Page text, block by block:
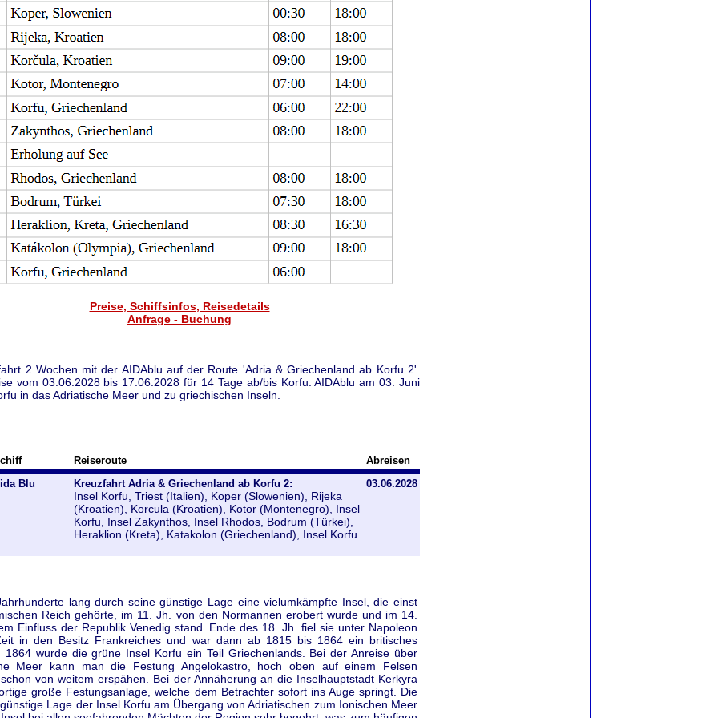
Preise, Schiffsinfos, Reisedetails
Anfrage - Buchung
2 Wochen mit der AIDAblu auf der Route 'Adria & Griechenland ab Korfu 2'.
vom 03.06.2028 bis 17.06.2028 für 14 Tage ab/bis Korfu. AIDAblu am 03. Juni
in das Adriatische Meer und zu griechischen Inseln.
Reiseroute
Abreisen
Blu
Kreuzfahrt Adria & Griechenland ab Korfu 2:
Insel Korfu, Triest (Italien), Koper (Slowenien), Rijeka
(Kroatien), Korcula (Kroatien), Kotor (Montenegro), Insel
Korfu, Insel Zakynthos, Insel Rhodos, Bodrum (Türkei),
Heraklion (Kreta), Katakolon (Griechenland), Insel Korfu
03.06.2028
lang durch seine günstige Lage eine vielumkämpfte Insel, die einst
Reich gehörte, im 11. Jh. von den Normannen erobert wurde und im 14.
Einfluss der Republik Venedig stand. Ende des 18. Jh. fiel sie unter Napoleon
in den Besitz Frankreiches und war dann ab 1815 bis 1864 ein britisches
1864 wurde die grüne Insel Korfu ein Teil Griechenlands. Bei der Anreise über
Meer kann man die Festung Angelokastro, hoch oben auf einem Felsen
von weitem erspähen. Bei der Annäherung an die Inselhauptstadt Kerkyra
große Festungsanlage, welche dem Betrachter sofort ins Auge springt. Die
Lage der Insel Korfu am Übergang von Adriatischen zum Ionischen Meer